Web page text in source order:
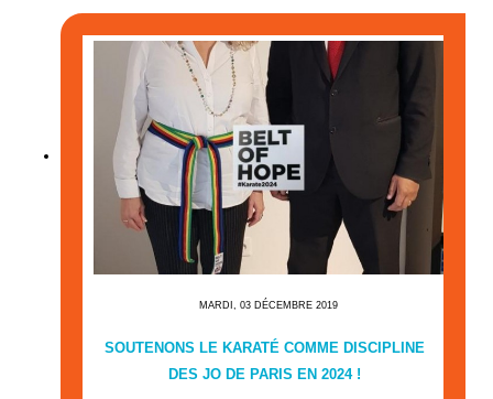
MARDI, 03 DÉCEMBRE 2019
SOUTENONS LE KARATÉ COMME DISCIPLINE
DES JO DE PARIS EN 2024 !